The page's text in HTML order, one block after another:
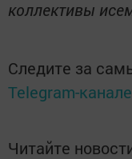
коллективы
Следите за
Telegram-канале
Читайте